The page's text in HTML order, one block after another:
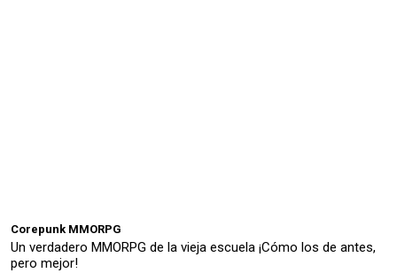
Corepunk MMORPG
Un verdadero MMORPG de la vieja escuela ¡Cómo los de antes,
pero mejor!